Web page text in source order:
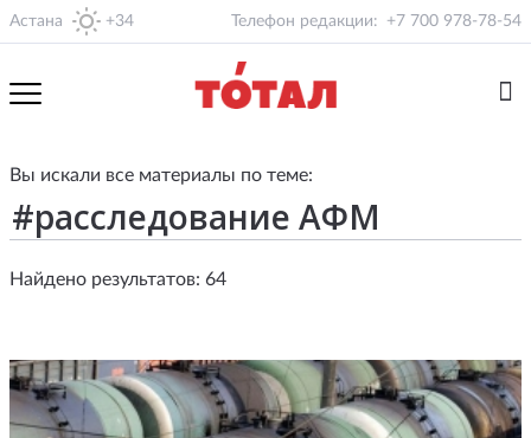
Астана +34 Телефон редакции: +7 700 978-78-54
Вы искали все материалы по теме:
Найдено результатов: 64